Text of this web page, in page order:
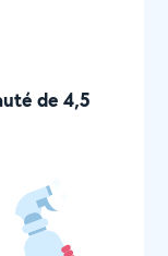
de 4,5